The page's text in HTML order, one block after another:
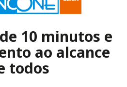
10 minutos e
ao alcance
todos